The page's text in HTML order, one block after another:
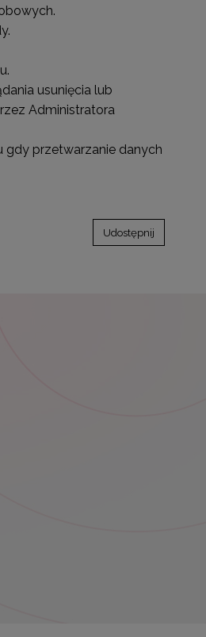
usunięcia lub
Administratora
gdy przetwarzanie danych
Udostępnij